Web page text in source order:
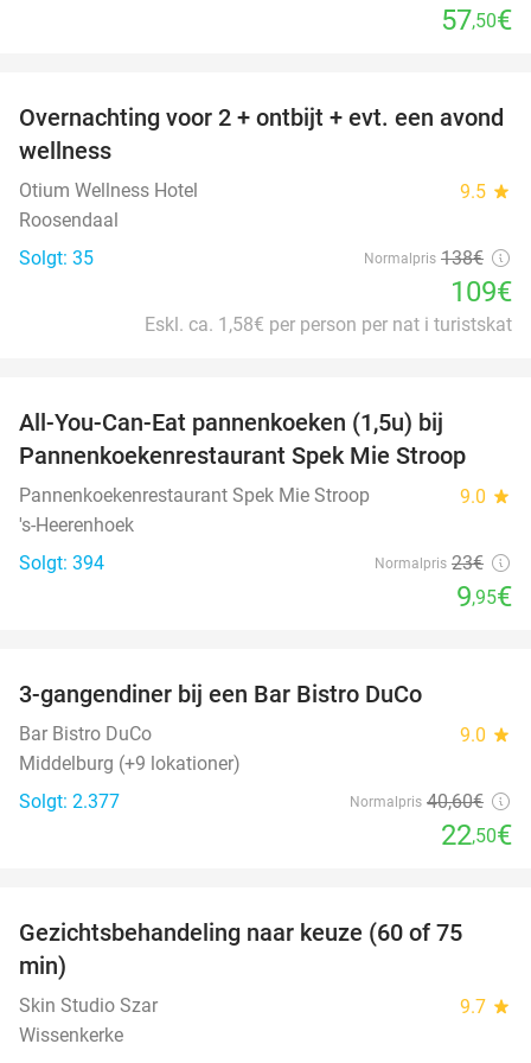
57,50€
21%
Overnachting voor 2 + ontbijt + evt. een avond
wellness
Otium Wellness Hotel 9.5 star
Roosendaal
Solgt: 35
Normalpris 138€
109€
Eskl. ca. 1,58€ per person per nat i turistskat
All-You-Can-Eat pannenkoeken (1,5u) bij
Pannenkoekenrestaurant Spek Mie Stroop
Pannenkoekenrestaurant Spek Mie Stroop 9.0 star
's-Heerenhoek
Solgt: 394
Normalpris 23€
9,95€
3-gangendiner bij een Bar Bistro DuCo
Bar Bistro DuCo 9.0 star
Middelburg (+9 lokationer)
Solgt: 2.377
Normalpris 40,60€
22,50€
52%
Gezichtsbehandeling naar keuze (60 of 75
min)
Skin Studio Szar 9.7 star
Wissenkerke